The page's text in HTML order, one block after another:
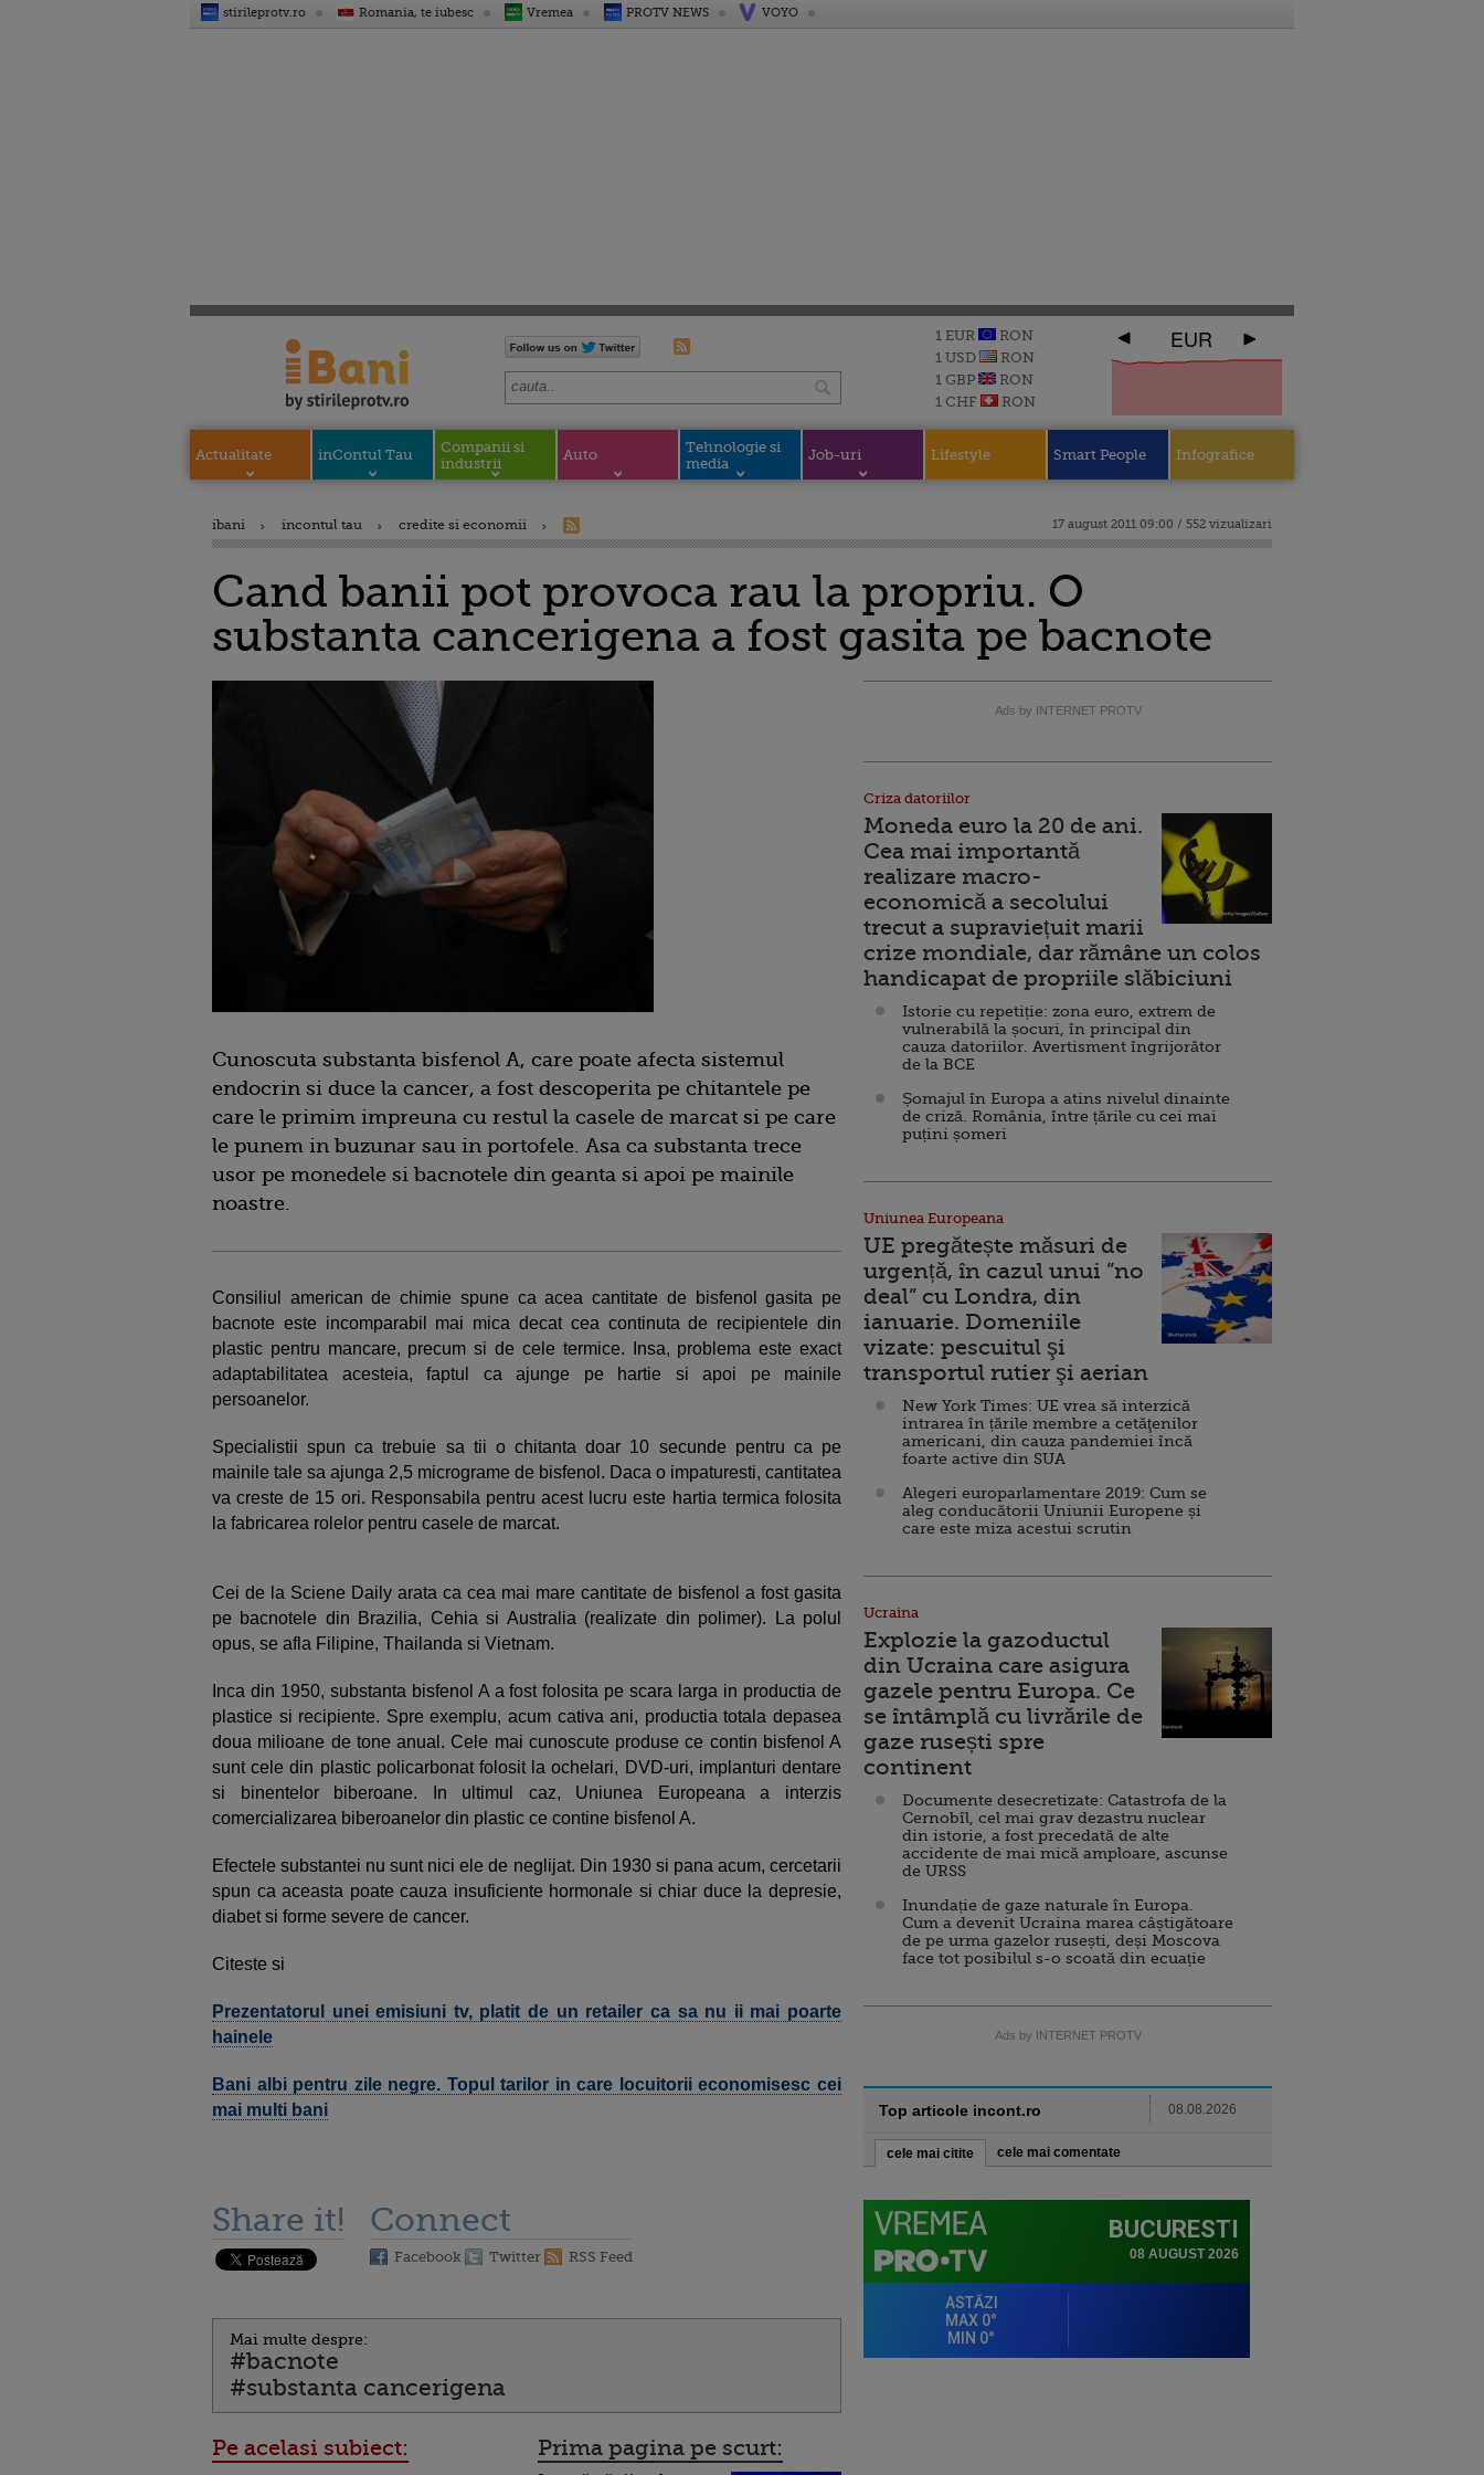
stirileprotv.ro Romania, te iubesc Vremea PROTV NEWS VOYO
1 EUR
RON
1 USD
RON
1 GBP
RON
1 CHF
RON
EUR
Actualitate inContul Tau
Companii si
industrii
Auto
Tehnologie si
media
Job-uri Lifestyle Smart People Infografice
ibani incontul tau credite si economii 17 august 2011 09:00 / 552 vizualizari
Cand banii pot provoca rau la propriu. O
substanta cancerigena a fost gasita pe bacnote
Cunoscuta substanta bisfenol A, care poate afecta sistemul
endocrin si duce la cancer, a fost descoperita pe chitantele pe
care le primim impreuna cu restul la casele de marcat si pe care
le punem in buzunar sau in portofele. Asa ca substanta trece
usor pe monedele si bacnotele din geanta si apoi pe mainile
noastre.
Consiliul american de chimie spune ca acea cantitate de bisfenol gasita pe
bacnote este incomparabil mai mica decat cea continuta de recipientele din
plastic pentru mancare, precum si de cele termice. Insa, problema este exact
adaptabilitatea acesteia, faptul ca ajunge pe hartie si apoi pe mainile
persoanelor.
Specialistii spun ca trebuie sa tii o chitanta doar 10 secunde pentru ca pe
mainile tale sa ajunga 2,5 micrograme de bisfenol. Daca o impaturesti, cantitatea
va creste de 15 ori. Responsabila pentru acest lucru este hartia termica folosita
la fabricarea rolelor pentru casele de marcat.
Cei de la Sciene Daily arata ca cea mai mare cantitate de bisfenol a fost gasita
pe bacnotele din Brazilia, Cehia si Australia (realizate din polimer). La polul
opus, se afla Filipine, Thailanda si Vietnam.
Inca din 1950, substanta bisfenol A a fost folosita pe scara larga in productia de
plastice si recipiente. Spre exemplu, acum cativa ani, productia totala depasea
doua milioane de tone anual. Cele mai cunoscute produse ce contin bisfenol A
sunt cele din plastic policarbonat folosit la ochelari, DVD-uri, implanturi dentare
si binentelor biberoane. In ultimul caz, Uniunea Europeana a interzis
comercializarea biberoanelor din plastic ce contine bisfenol A.
Efectele substantei nu sunt nici ele de neglijat. Din 1930 si pana acum, cercetarii
spun ca aceasta poate cauza insuficiente hormonale si chiar duce la depresie,
diabet si forme severe de cancer.
Citeste si
Prezentatorul unei emisiuni tv, platit de un retailer ca sa nu ii mai poarte
hainele
Bani albi pentru zile negre. Topul tarilor in care locuitorii economisesc cei
mai multi bani
Share it! Connect
Facebook Twitter RSS Feed
Mai multe despre:
#bacnote
#substanta cancerigena
Pe acelasi subiect: Prima pagina pe scurt:
Ads by INTERNET PROTV
Criza datoriilor
Moneda euro la 20 de ani.
Cea mai importantă
realizare macro-
economică a secolului
trecut a supraviețuit marii
crize mondiale, dar rămâne un colos
handicapat de propriile slăbiciuni
Istorie cu repetiție: zona euro, extrem de
vulnerabilă la șocuri, în principal din
cauza datoriilor. Avertisment îngrijorător
de la BCE
Șomajul în Europa a atins nivelul dinainte
de criză. România, între țările cu cei mai
puțini șomeri
Uniunea Europeana
UE pregătește măsuri de
urgență, în cazul unui ”no
deal” cu Londra, din
ianuarie. Domeniile
vizate: pescuitul şi
transportul rutier şi aerian
New York Times: UE vrea să interzică
intrarea în țările membre a cetăţenilor
americani, din cauza pandemiei încă
foarte active din SUA
Alegeri europarlamentare 2019: Cum se
aleg conducătorii Uniunii Europene și
care este miza acestui scrutin
Ucraina
Explozie la gazoductul
din Ucraina care asigura
gazele pentru Europa. Ce
se întâmplă cu livrările de
gaze rusești spre
continent
Documente desecretizate: Catastrofa de la
Cernobîl, cel mai grav dezastru nuclear
din istorie, a fost precedată de alte
accidente de mai mică amploare, ascunse
de URSS
Inundație de gaze naturale în Europa.
Cum a devenit Ucraina marea câștigătoare
de pe urma gazelor rusești, deși Moscova
face tot posibilul s-o scoată din ecuație
Ads by INTERNET PROTV
Top articole incont.ro 08.08.2026
cele mai citite cele mai comentate